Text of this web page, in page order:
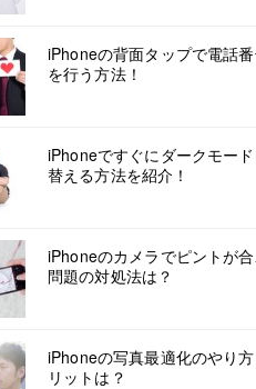
iPhoneの背面タップで電話
を行う方法！
iPhoneですぐにダークモード
替える方法を紹介！
iPhoneのカメラでピントが
問題の対処法は？
iPhoneの写真最適化のやり
リットは？